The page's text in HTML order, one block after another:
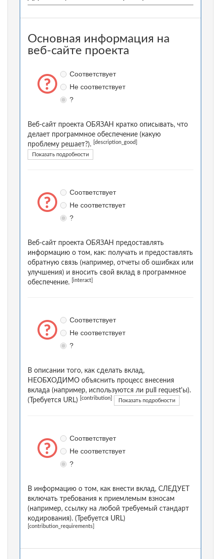
Основная информация на
веб-сайте проекта
Соответствует
Не соответствует
?
Веб-сайт проекта ОБЯЗАН кратко описывать, что
делает программное обеспечение (какую
проблему решает?).
[description_good]
Показать подробности
Соответствует
Не соответствует
?
Веб-сайт проекта ОБЯЗАН предоставлять
информацию о том, как: получать и предоставлять
обратную связь (например, отчеты об ошибках или
улучшения) и вносить свой вклад в программное
обеспечение.
[interact]
Соответствует
Не соответствует
?
В описании того, как сделать вклад,
НЕОБХОДИМО объяснить процесс внесения
вклада (например, используются ли pull request'ы).
(Требуется URL)
[contribution] Показать подробности
Соответствует
Не соответствует
?
В информацию о том, как внести вклад, СЛЕДУЕТ
включать требования к приемлемым взносам
(например, ссылку на любой требуемый стандарт
кодирования). (Требуется URL)
[contribution_requirements]